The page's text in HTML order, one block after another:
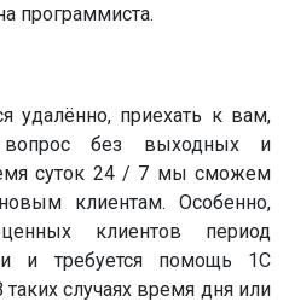
программиста.
удалённо, приехать к вам,
без выходных и
суток 24 / 7 мы сможем
клиентам. Особенно,
клиентов период
и требуется помощь 1С
случаях время дня или